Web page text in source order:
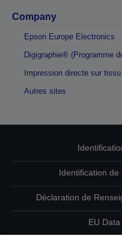
Company
Epson Europe Electronics
Digigraphie® (Programme
Impression directe sur tissu
Autres sites
Identification
Déclaration de
EU